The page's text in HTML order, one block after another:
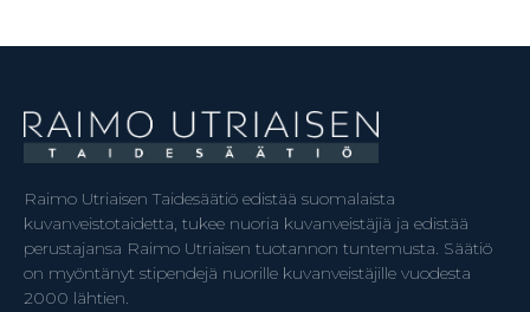
Raimo Utriaisen Taidesäätiö edistää suomalaista
kuvanveistotaidetta, tukee nuoria kuvanveistäjiä ja edistää
perustajansa Raimo Utriaisen tuotannon tuntemusta. Säätiö
on myöntänyt stipendejä nuorille kuvanveistäjille vuodesta
2000 lähtien.